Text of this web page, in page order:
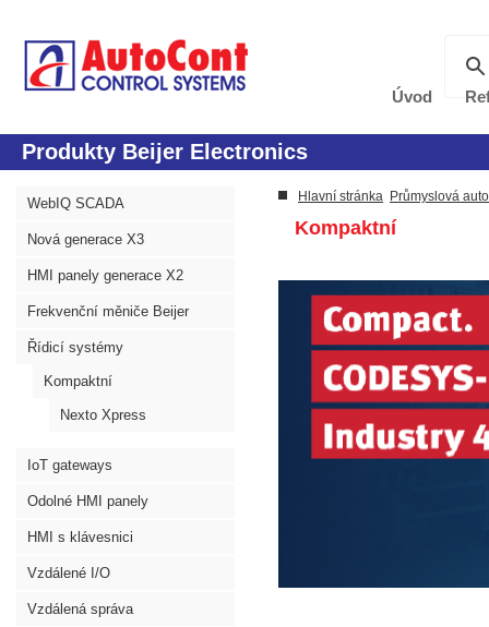
Úvod
Produkty Beijer Electronics
WebIQ SCADA
Nová generace X3
HMI panely generace X2
Frekvenční měniče Beijer
Řídicí systémy
Kompaktní
Nexto Xpress
IoT gateways
Odolné HMI panely
HMI s klávesnici
Vzdálené I/O
Vzdálená správa
Hlavní stránka Průmyslová
Kompaktní